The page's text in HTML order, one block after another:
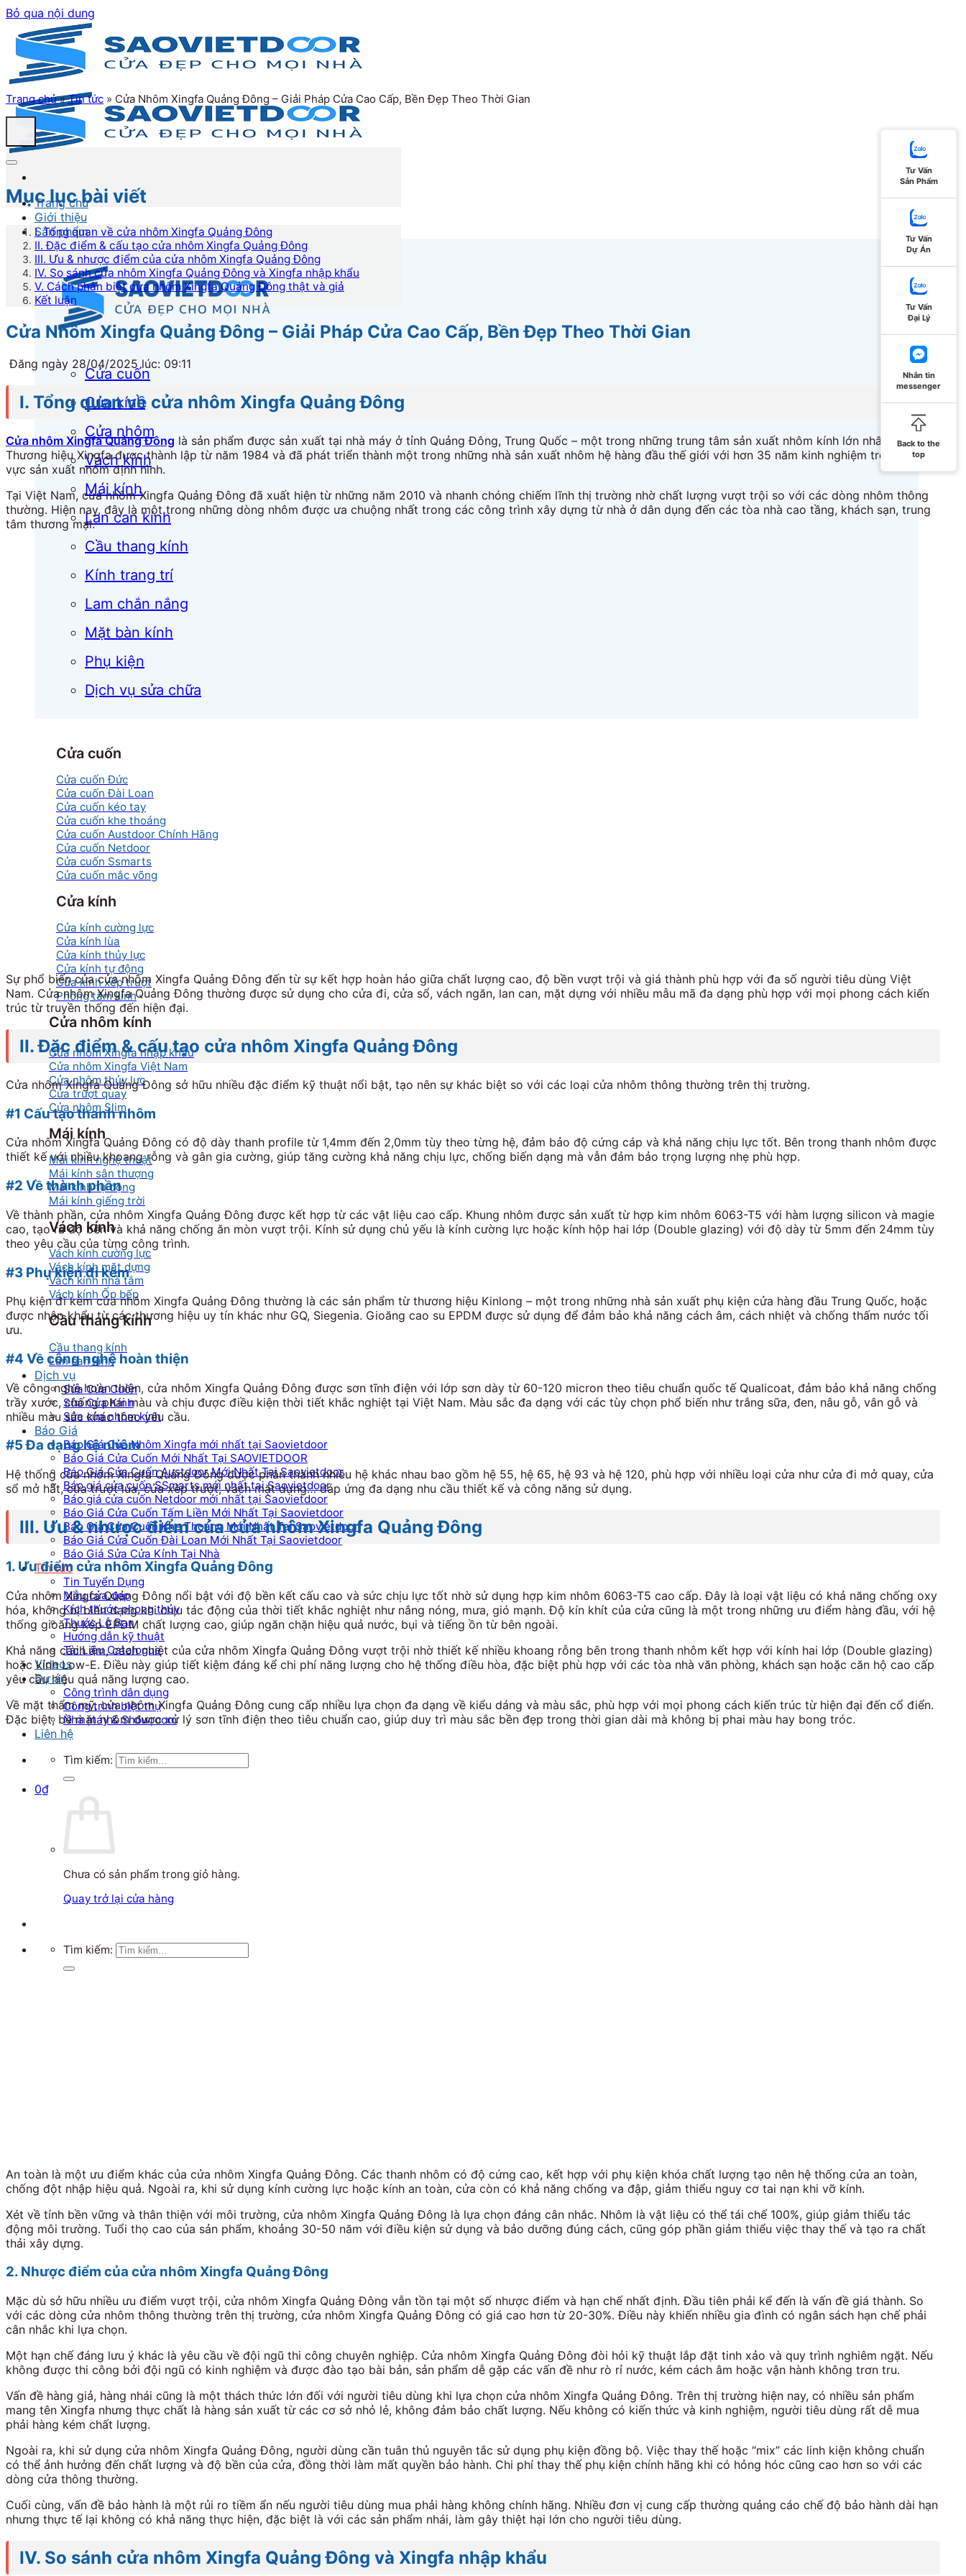
Bỏ qua nội dung
Trang chủ
Giới thiệu
Sản phẩm
Cửa cuốn
Cửa kính
Cửa nhôm
Vách kính
Mái kính
Lan can kính
Cầu thang kính
Kính trang trí
Lam chắn nắng
Mặt bàn kính
Phụ kiện
Dịch vụ sửa chữa
Cửa cuốn
Cửa cuốn Đức
Cửa cuốn Đài Loan
Cửa cuốn kéo tay
Cửa cuốn khe thoáng
Cửa cuốn Austdoor Chính Hãng
Cửa cuốn Netdoor
Cửa cuốn Ssmarts
Cửa cuốn mắc võng
Cửa kính
Cửa kính cường lực
Cửa kính lùa
Cửa kính thủy lực
Cửa kính tự động
Cửa kính xếp trượt
Phòng tắm kính
Cửa nhôm kính
Cửa nhôm Xingfa nhập khẩu
Cửa nhôm Xingfa Việt Nam
Cửa nhôm thủy lực
Cửa trượt quay
Cửa nhôm Slim
Mái kính
Mái kính nghệ thuật
Mái kính sân thượng
Mái kính tự động
Mái kính giếng trời
Vách kính
Vách kính cường lực
Vách kính mặt dựng
Vách kính nhà tắm
Vách kính Ốp bếp
Cầu thang kính
Cầu thang kính
Lan can kính
Dịch vụ
Sửa Cửa Cuốn
Sửa Cửa Kính
Sửa cửa nhôm kính
Báo Giá
Báo Giá Cửa Nhôm Xingfa mới nhất tại Saovietdoor
Báo Giá Cửa Cuốn Mới Nhất Tại SAOVIETDOOR
Báo Giá Cửa Cuốn Austdoor Mới Nhất Tại Saovietdoor
Báo giá cửa cuốn SSmarts mới nhất tại Saovietdoor
Báo giá cửa cuốn Netdoor mới nhất tại Saovietdoor
Báo Giá Cửa Cuốn Tấm Liền Mới Nhất Tại Saovietdoor
Báo Giá Cửa Cuốn Khe Thoáng Mới Nhất Tại Saovietdoor
Báo Giá Cửa Cuốn Đài Loan Mới Nhất Tại Saovietdoor
Báo Giá Sửa Cửa Kính Tại Nhà
Tin tức
Tin Tuyển Dụng
Mẫu cửa đẹp
Kích thước phong thủy
Thước Lỗ Ban
Hướng dẫn kỹ thuật
Tài Liệu Catalogue
Videos
Dự án
Công trình dân dụng
Công trình biệt thự
Nhà máy & Showroom
Liên hệ
Tìm kiếm:
0₫
Chưa có sản phẩm trong giỏ hàng.
Quay trở lại cửa hàng
Tìm kiếm:
Trang chủ»Tin tức » Cửa Nhôm Xingfa Quảng Đông – Giải Pháp Cửa Cao Cấp, Bền Đẹp Theo Thời Gian
Mục lục bài viết
I. Tổng quan về cửa nhôm Xingfa Quảng Đông
II. Đặc điểm & cấu tạo cửa nhôm Xingfa Quảng Đông
III. Ưu & nhược điểm của cửa nhôm Xingfa Quảng Đông
IV. So sánh cửa nhôm Xingfa Quảng Đông và Xingfa nhập khẩu
V. Cách phân biệt cửa nhôm Xingfa Quảng Đông thật và giả
Kết luận
Cửa Nhôm Xingfa Quảng Đông – Giải Pháp Cửa Cao Cấp, Bền Đẹp Theo Thời Gian
Đăng ngày 28/04/2025 lúc: 09:11
I. Tổng quan về cửa nhôm Xingfa Quảng Đông
Cửa nhôm Xingfa Quảng Đông là sản phẩm được sản xuất tại nhà máy ở tỉnh Quảng Đông, Trung Quốc – một trong những trung tâm sản xuất nhôm kính lớn nhất châu Á.
Thương hiệu Xingfa được thành lập từ năm 1984 và đã phát triển thành một trong những nhà sản xuất nhôm hệ hàng đầu thế giới với hơn 35 năm kinh nghiệm trong lĩnh
vực sản xuất nhôm định hình.
Tại Việt Nam, cửa nhôm Xingfa Quảng Đông đã xuất hiện từ những năm 2010 và nhanh chóng chiếm lĩnh thị trường nhờ chất lượng vượt trội so với các dòng nhôm thông
thường. Hiện nay, đây là một trong những dòng nhôm được ưa chuộng nhất trong các công trình xây dựng từ nhà ở dân dụng đến các tòa nhà cao tầng, khách sạn, trung
tâm thương mại.
Sự phổ biến của cửa nhôm Xingfa Quảng Đông đến từ sự kết hợp hoàn hảo giữa chất lượng cao, độ bền vượt trội và giá thành phù hợp với đa số người tiêu dùng Việt
Nam. Cửa nhôm Xingfa Quảng Đông thường được sử dụng cho cửa đi, cửa sổ, vách ngăn, lan can, mặt dựng với nhiều mẫu mã đa dạng phù hợp với mọi phong cách kiến
trúc từ truyền thống đến hiện đại.
II. Đặc điểm & cấu tạo cửa nhôm Xingfa Quảng Đông
Cửa nhôm Xingfa Quảng Đông sở hữu nhiều đặc điểm kỹ thuật nổi bật, tạo nên sự khác biệt so với các loại cửa nhôm thông thường trên thị trường.
#1 Cấu tạo thanh nhôm
Cửa nhôm Xingfa Quảng Đông có độ dày thanh profile từ 1,4mm đến 2,0mm tùy theo từng hệ, đảm bảo độ cứng cáp và khả năng chịu lực tốt. Bên trong thanh nhôm được
thiết kế với nhiều khoang rỗng và gân gia cường, giúp tăng cường khả năng chịu lực, chống biến dạng mà vẫn đảm bảo trọng lượng nhẹ phù hợp.
#2 Về thành phần
Về thành phần, cửa nhôm Xingfa Quảng Đông được kết hợp từ các vật liệu cao cấp. Khung nhôm được sản xuất từ hợp kim nhôm 6063-T5 với hàm lượng silicon và magie
cao, tạo ra độ bền và khả năng chống ăn mòn vượt trội. Kính sử dụng chủ yếu là kính cường lực hoặc kính hộp hai lớp (Double glazing) với độ dày từ 5mm đến 24mm tùy
theo yêu cầu của từng công trình.
#3 Phụ kiện đi kèm
Phụ kiện đi kèm cửa nhôm Xingfa Quảng Đông thường là các sản phẩm từ thương hiệu Kinlong – một trong những nhà sản xuất phụ kiện cửa hàng đầu Trung Quốc, hoặc
được nhập khẩu từ các thương hiệu uy tín khác như GQ, Siegenia. Gioăng cao su EPDM được sử dụng để đảm bảo khả năng cách âm, cách nhiệt và chống thấm nước tối
ưu.
#4 Về công nghệ hoàn thiện
Về công nghệ hoàn thiện, cửa nhôm Xingfa Quảng Đông được sơn tĩnh điện với lớp sơn dày từ 60-120 micron theo tiêu chuẩn quốc tế Qualicoat, đảm bảo khả năng chống
trầy xước, chống phai màu và chịu được điều kiện thời tiết khắc nghiệt tại Việt Nam. Màu sắc đa dạng với các tùy chọn phổ biến như trắng sữa, đen, nâu gỗ, vân gỗ và
nhiều màu sắc khác theo yêu cầu.
#5 Đa dạng hệ nhôm
Hệ thống cửa nhôm Xingfa Quảng Đông được phân thành nhiều hệ khác nhau bao gồm hệ 55, hệ 65, hệ 93 và hệ 120, phù hợp với nhiều loại cửa như cửa đi mở quay, cửa
sổ mở hất, cửa trượt lùa, cửa xếp trượt, vách mặt dựng… đáp ứng đa dạng nhu cầu thiết kế và công năng sử dụng.
III. Ưu & nhược điểm của cửa nhôm Xingfa Quảng Đông
1. Ưu điểm cửa nhôm Xingfa Quảng Đông
Cửa nhôm Xingfa Quảng Đông nổi bật với độ bền kết cấu cao và sức chịu lực tốt nhờ sử dụng hợp kim nhôm 6063-T5 cao cấp. Đây là loại vật liệu có khả năng chống oxy
hóa, không bị biến dạng khi chịu tác động của thời tiết khắc nghiệt như nắng nóng, mưa, gió mạnh. Độ kín khít của cửa cũng là một trong những ưu điểm hàng đầu, với hệ
thống gioăng kép EPDM chất lượng cao, giúp ngăn chặn hiệu quả nước, bụi và tiếng ồn từ bên ngoài.
Khả năng cách âm, cách nhiệt của cửa nhôm Xingfa Quảng Đông vượt trội nhờ thiết kế nhiều khoang rỗng bên trong thanh nhôm kết hợp với kính hai lớp (Double glazing)
hoặc kính Low-E. Điều này giúp tiết kiệm đáng kể chi phí năng lượng cho hệ thống điều hòa, đặc biệt phù hợp với các tòa nhà văn phòng, khách sạn hoặc căn hộ cao cấp
yêu cầu hiệu quả năng lượng cao.
Về mặt thẩm mỹ, cửa nhôm Xingfa Quảng Đông cung cấp nhiều lựa chọn đa dạng về kiểu dáng và màu sắc, phù hợp với mọi phong cách kiến trúc từ hiện đại đến cổ điển.
Đặc biệt, bề mặt nhôm được xử lý sơn tĩnh điện theo tiêu chuẩn cao, giúp duy trì màu sắc bền đẹp trong thời gian dài mà không bị phai màu hay bong tróc.
An toàn là một ưu điểm khác của cửa nhôm Xingfa Quảng Đông. Các thanh nhôm có độ cứng cao, kết hợp với phụ kiện khóa chất lượng tạo nên hệ thống cửa an toàn,
chống đột nhập hiệu quả. Ngoài ra, khi sử dụng kính cường lực hoặc kính an toàn, cửa còn có khả năng chống va đập, giảm thiểu nguy cơ tai nạn khi vỡ kính.
Xét về tính bền vững và thân thiện với môi trường, cửa nhôm Xingfa Quảng Đông là lựa chọn đáng cân nhắc. Nhôm là vật liệu có thể tái chế 100%, giúp giảm thiểu tác
động môi trường. Tuổi thọ cao của sản phẩm, khoảng 30-50 năm với điều kiện sử dụng và bảo dưỡng đúng cách, cũng góp phần giảm thiểu việc thay thế và tạo ra chất
thải xây dựng.
2. Nhược điểm của cửa nhôm Xingfa Quảng Đông
Mặc dù sở hữu nhiều ưu điểm vượt trội, cửa nhôm Xingfa Quảng Đông vẫn tồn tại một số nhược điểm và hạn chế nhất định. Đầu tiên phải kể đến là vấn đề giá thành. So
với các dòng cửa nhôm thông thường trên thị trường, cửa nhôm Xingfa Quảng Đông có giá cao hơn từ 20-30%. Điều này khiến nhiều gia đình có ngân sách hạn chế phải
cân nhắc khi lựa chọn.
Một hạn chế đáng lưu ý khác là yêu cầu về đội ngũ thi công chuyên nghiệp. Cửa nhôm Xingfa Quảng Đông đòi hỏi kỹ thuật lắp đặt tinh xảo và quy trình nghiêm ngặt. Nếu
không được thi công bởi đội ngũ có kinh nghiệm và được đào tạo bài bản, sản phẩm dễ gặp các vấn đề như rò rỉ nước, kém cách âm hoặc vận hành không trơn tru.
Vấn đề hàng giả, hàng nhái cũng là một thách thức lớn đối với người tiêu dùng khi lựa chọn cửa nhôm Xingfa Quảng Đông. Trên thị trường hiện nay, có nhiều sản phẩm
mang tên Xingfa nhưng thực chất là hàng sản xuất từ các cơ sở nhỏ lẻ, không đảm bảo chất lượng. Nếu không có kiến thức và kinh nghiệm, người tiêu dùng rất dễ mua
phải hàng kém chất lượng.
Ngoài ra, khi sử dụng cửa nhôm Xingfa Quảng Đông, người dùng cần tuân thủ nguyên tắc sử dụng phụ kiện đồng bộ. Việc thay thế hoặc “mix” các linh kiện không chuẩn
có thể ảnh hưởng đến chất lượng và độ bền của cửa, đồng thời làm mất quyền bảo hành. Chi phí thay thế phụ kiện chính hãng khi có hỏng hóc cũng cao hơn so với các
dòng cửa thông thường.
Cuối cùng, vấn đề bảo hành là một rủi ro tiềm ẩn nếu người tiêu dùng mua phải hàng không chính hãng. Nhiều đơn vị cung cấp thường quảng cáo chế độ bảo hành dài hạn
nhưng thực tế lại không có khả năng thực hiện, đặc biệt là với các sản phẩm nhái, làm gây thiệt hại lớn cho người tiêu dùng.
IV. So sánh cửa nhôm Xingfa Quảng Đông và Xingfa nhập khẩu
Tư Vấn
Sản Phẩm
Tư Vấn
Dự Án
Tư Vấn
Đại Lý
Nhắn tin
messenger
Back to the
top